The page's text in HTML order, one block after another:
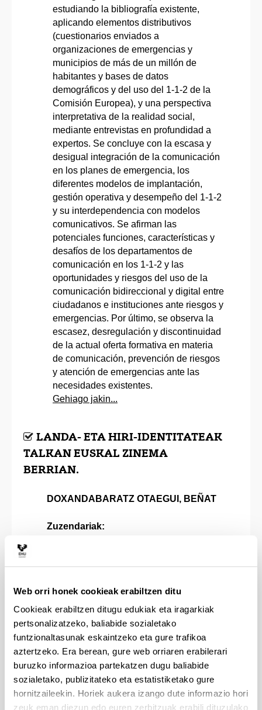
Web orri honek cookieak erabiltzen ditu
Cookieak erabiltzen ditugu edukiak eta iragarkiak
pertsonalizatzeko, baliabide sozialetako
funtzionaltasunak eskaintzeko eta gure trafikoa
aztertzeko. Era berean, gure web orriaren erabilerari
buruzko informazioa partekatzen dugu baliabide
sozialetako, publizitateko eta estatistiketako gure
hornitzaileekin. Horiek aukera izango dute informazio hori
zeuk eman diezun edo euren zerbitzuak erabili dituzulako
estudiando la bibliografía existente,
aplicando elementos distributivos
(cuestionarios enviados a
organizaciones de emergencias y
municipios de más de un millón de
habitantes y bases de datos
demográficos y del uso del 1-1-2 de la
Comisión Europea), y una perspectiva
interpretativa de la realidad social,
mediante entrevistas en profundidad a
expertos. Se concluye con la escasa y
desigual integración de la comunicación
en los planes de emergencia, los
diferentes modelos de implantación,
gestión operativa y desempeño del 1-1-2
y su interdependencia con modelos
comunicativos. Se afirman las
potenciales funciones, características y
desafíos de los departamentos de
comunicación en los 1-1-2 y las
oportunidades y riesgos del uso de la
comunicación bidireccional y digital entre
ciudadanos e instituciones ante riesgos y
emergencias. Por último, se observa la
escasez, desregulación y discontinuidad
de la actual oferta formativa en materia
de comunicación, prevención de riesgos
y atención de emergencias ante las
necesidades existentes.
Gehiago jakin...
LANDA- ETA HIRI-IDENTITATEAK
TALKAN EUSKAL ZINEMA
BERRIAN.
DOXANDABARATZ OTAEGUI, BEÑAT
Zuzendariak:
Bikain
Urtea:
2020
Laburpena:
Ikerlan honetan aztertu da 2005etik
aurrerako euskal zinemak euskal
gatazkari buruzko gaia alboratu eta
identitate-borrokak irudikatzera pasa
dela, fokua landa- eta hiri- identitateen